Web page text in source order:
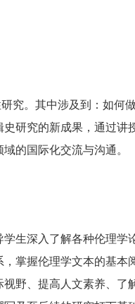
究。其中涉及到：如何
研究的新成果，通过讲
的国际化交流与沟通。
生深入了解各种伦理
掌握伦理学文本的基
野、提高人文素养、